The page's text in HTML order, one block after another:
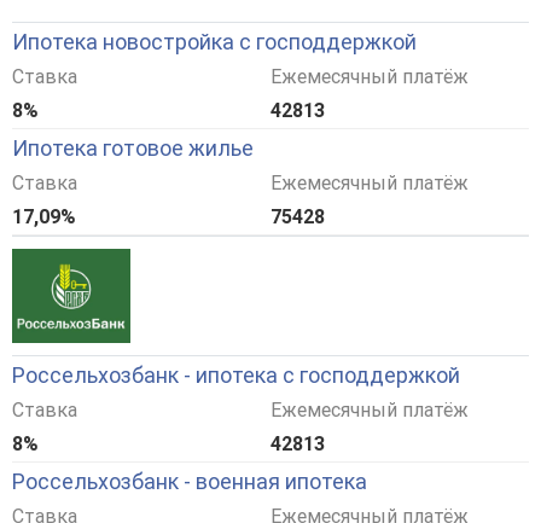
Ипотека новостройка с господдержкой
Ставка
8%
Ежемесячный платёж
42813
Ипотека готовое жилье
Ставка
17,09%
Ежемесячный платёж
75428
Россельхозбанк - ипотека с господдержкой
Ставка
8%
Ежемесячный платёж
42813
Россельхозбанк - военная ипотека
Ставка
Ежемесячный платёж